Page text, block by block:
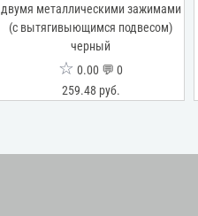
двумя металлическими зажимами
(с вытягивыющимся подвесом)
черный
☆ 0.00 💬 0
259.48 руб.